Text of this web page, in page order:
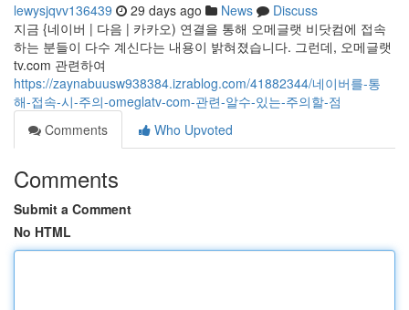
lewysjqvv136439 29 days ago News
Discuss
지금 {네이버 | 다음 | 카카오) 연결을 통해 오메글랫 비닷컴에 접속
하는 분들이 다수 계신다는 내용이 밝혀졌습니다. 그런데, 오메글랫
tv.com 관련하여
https://zaynabuusw938384.izrablog.com/41882344/네이버를-통
해-접속-시-주의-omeglatv-com-관련-알수-있는-주의할-점
Comments
Who Upvoted
Comments
Submit a Comment
No HTML